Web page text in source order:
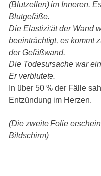
(Blutzellen) im Inneren.
Blutgefäße.
Die Elastizität der Wand
beeinträchtigt, es kommt
der Gefäßwand.
Die Todesursache war
Er verblutete.
In über 50 % der Fälle
Entzündung im Herzen.
(Die zweite Folie
Bildschirm)